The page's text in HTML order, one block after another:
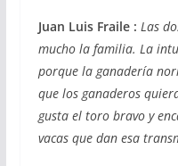
Juan Luis Fraile : Las
mucho la familia. La
porque la ganadería
que los ganaderos
gusta el toro bravo y
vacas que dan esa